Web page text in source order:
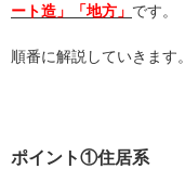
ート造」「地方」 です。
順番に解説していきます。
ポイント①住居系